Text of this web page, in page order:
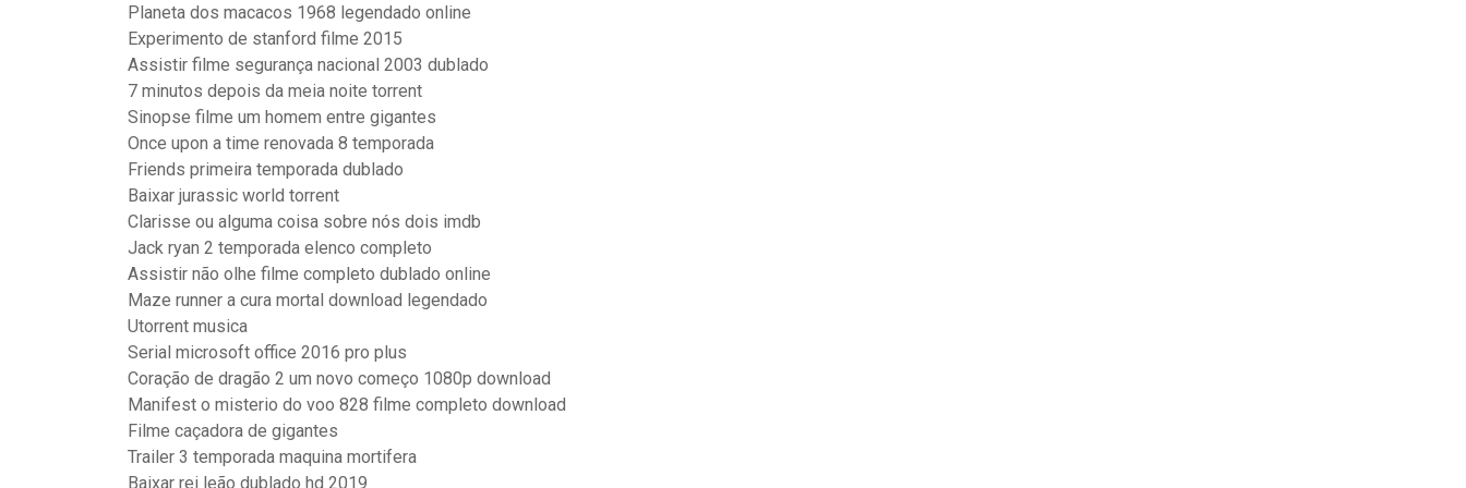
Planeta dos macacos 1968 legendado online
Experimento de stanford filme 2015
Assistir filme segurança nacional 2003 dublado
7 minutos depois da meia noite torrent
Sinopse filme um homem entre gigantes
Once upon a time renovada 8 temporada
Friends primeira temporada dublado
Baixar jurassic world torrent
Clarisse ou alguma coisa sobre nós dois imdb
Jack ryan 2 temporada elenco completo
Assistir não olhe filme completo dublado online
Maze runner a cura mortal download legendado
Utorrent musica
Serial microsoft office 2016 pro plus
Coração de dragão 2 um novo começo 1080p download
Manifest o misterio do voo 828 filme completo download
Filme caçadora de gigantes
Trailer 3 temporada maquina mortifera
Baixar rei leão dublado hd 2019